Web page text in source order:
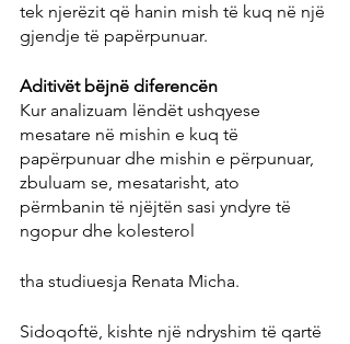
tek njerëzit që hanin mish të kuq në një
gjendje të papërpunuar.
Aditivët bëjnë diferencën
Kur analizuam lëndët ushqyese
mesatare në mishin e kuq të
papërpunuar dhe mishin e përpunuar,
zbuluam se, mesatarisht, ato
përmbanin të njëjtën sasi yndyre të
ngopur dhe kolesterol
tha studiuesja Renata Micha.
Sidoqoftë, kishte një ndryshim të qartë